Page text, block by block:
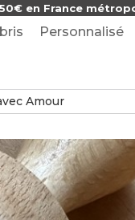
en France
Personnalisé
Amour